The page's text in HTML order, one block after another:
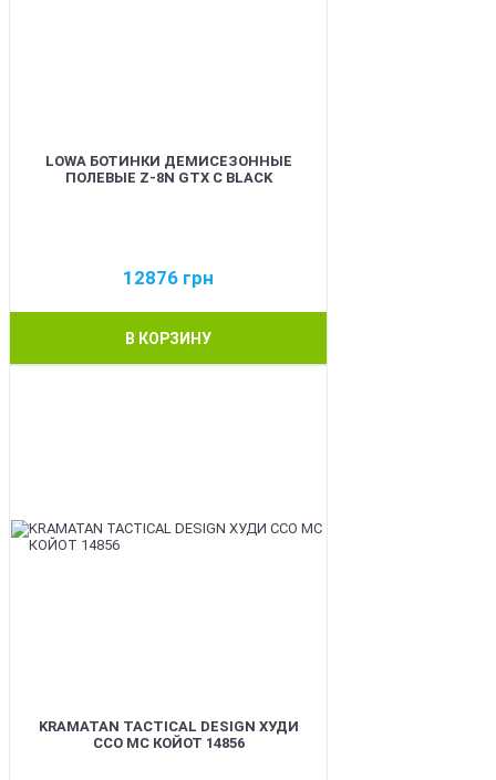
LOWA БОТИНКИ ДЕМИСЕЗОННЫЕ
ПОЛЕВЫЕ Z-8N GTX C BLACK
12876 грн
В КОРЗИНУ
KRAMATAN TACTICAL DESIGN ХУДИ
ССО МС КОЙОТ 14856